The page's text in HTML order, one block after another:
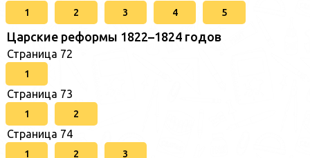
1 2 3 4 5
Царские реформы 1822–1824 годов
Страница 72
1
Страница 73
1 2
Страница 74
1 2 3